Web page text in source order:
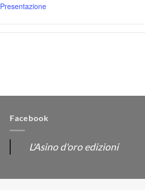
Presentazione
Facebook
L'Asino d'oro edizioni